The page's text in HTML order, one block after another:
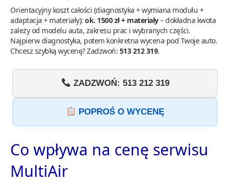
Orientacyjny koszt całości (diagnostyka + wymiana modułu +
adaptacja + materiały): ok. 1500 zł + materiały– dokładna kwota
zależy od modelu auta, zakresu prac i wybranych części.
Najpierw diagnostyka, potem konkretna wycena pod Twoje auto.
Chcesz szybką wycenę? Zadzwoń: 513 212 319.
ZADZWOŃ: 513 212 319
POPROŚ O WYCENĘ
Co wpływa na cenę serwisu
MultiAir